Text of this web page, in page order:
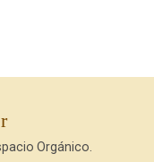
Orgánico.